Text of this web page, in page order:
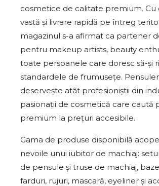
cosmetice de calitate premium. Cu
vastă și livrare rapidă pe întreg
magazinul s-a afirmat ca partener
pentru makeup artists, beauty
toate persoanele care doresc să-și
standardele de frumusețe.
deservește atât profesioniștii din
pasionații de cosmetică care caută
premium la prețuri accesibile.
Gama de produse disponibilă
nevoile unui iubitor de machiaj:
de pensule și truse de machiaj,
farduri, rujuri, mascară, eyeliner și